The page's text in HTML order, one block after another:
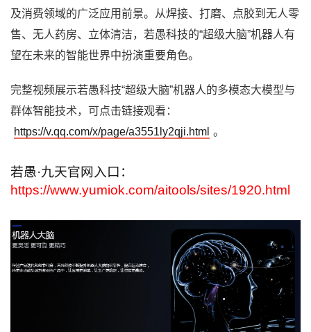
及消费领域的广泛应用前景。从焊接、打磨、点胶到无人零
售、无人药房、立体清洁，若愚科技的“超级大脑”机器人有
望在未来的智能世界中扮演重要角色。
完整视频展示若愚科技“超级大脑”机器人的多模态大模型与
群体智能技术，可点击链接观看：
https://v.qq.com/x/page/a3551ly2qji.html 。
若愚·九天官网入口：
https://www.yumiok.com/aitools/sites/1920.html